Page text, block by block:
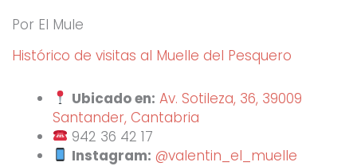
Por El Mule
Histórico de visitas al Muelle del Pesquero
Ubicado en: Av. Sotileza, 36, 39009
Santander, Cantabria
942 36 42 17
Instagram: @valentin_el_muelle